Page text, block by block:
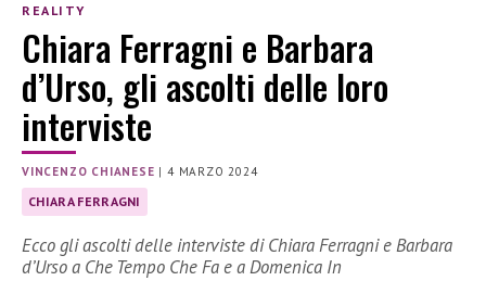
REALITY
Chiara Ferragni e Barbara
d’Urso, gli ascolti delle loro
interviste
VINCENZO CHIANESE |4 MARZO 2024
CHIARA FERRAGNI
Ecco gli ascolti delle interviste di Chiara Ferragni e Barbara
d’Urso a Che Tempo Che Fa e a Domenica In